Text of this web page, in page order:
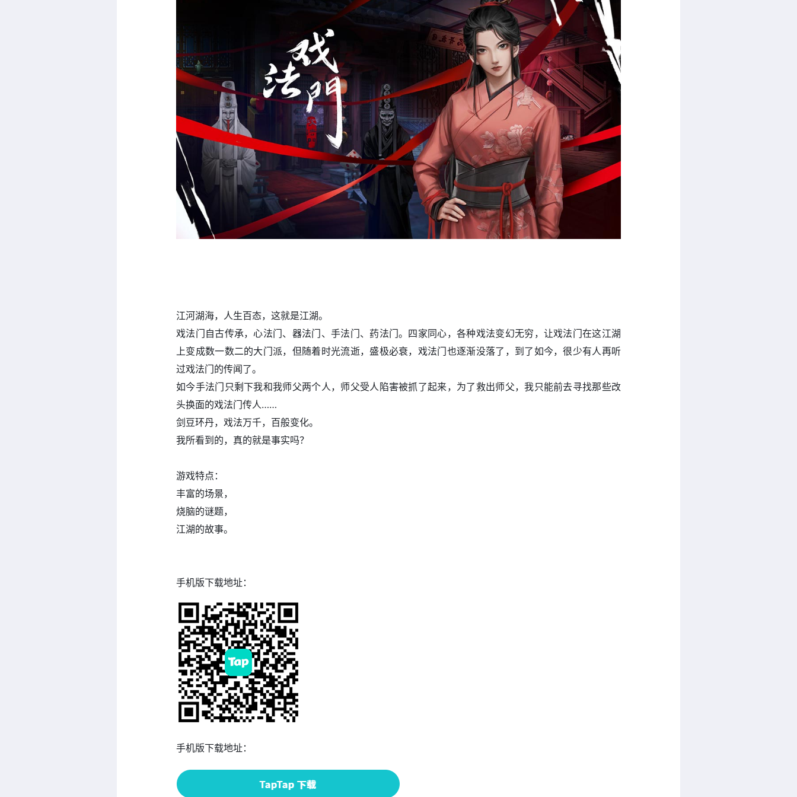
江河湖海，人生百态，这就是江湖。
戏法门自古传承，心法门、器法门、手法门、药法门。四家同心，各种戏法变幻无穷，让戏法门在这江湖
上变成数一数二的大门派，但随着时光流逝，盛极必衰，戏法门也逐渐没落了，到了如今，很少有人再听
过戏法门的传闻了。
如今手法门只剩下我和我师父两个人，师父受人陷害被抓了起来，为了救出师父，我只能前去寻找那些改
头换面的戏法门传人……
剑豆环丹，戏法万千，百般变化。
我所看到的，真的就是事实吗？
游戏特点：
丰富的场景，
烧脑的谜题，
江湖的故事。
手机版下载地址：
手机版下载地址：